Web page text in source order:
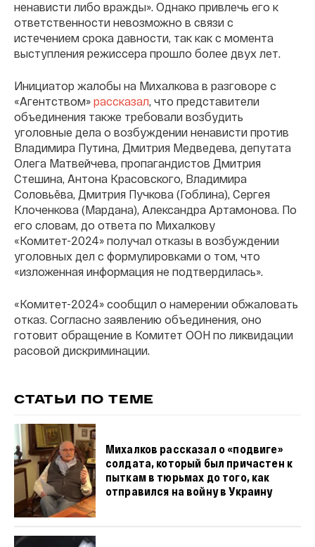
ненависти либо вражды». Однако привлечь его к
ответственности невозможно в связи с
истечением срока давности, так как с момента
выступления режиссера прошло более двух лет.
Инициатор жалобы на Михалкова в разговоре с
«Агентством» рассказал, что представители
объединения также требовали возбудить
уголовные дела о возбуждении ненависти против
Владимира Путина, Дмитрия Медведева, депутата
Олега Матвейчева, пропагандистов Дмитрия
Стешина, Антона Красовского, Владимира
Соловьёва, Дмитрия Пучкова (Гоблина), Сергея
Клоченкова (Мардана), Александра Артамонова. По
его словам, до ответа по Михалкову
«Комитет-2024» получал отказы в возбуждении
уголовных дел с формулировками о том, что
«изложенная информация не подтвердилась».
«Комитет-2024» сообщил о намерении обжаловать
отказ. Согласно заявлению объединения, оно
готовит обращение в Комитет ООН по ликвидации
расовой дискриминации.
СТАТЬИ ПО ТЕМЕ
Михалков рассказал о «подвиге»
солдата, который был причастен к
пыткам в тюрьмах до того, как
отправился на войну в Украину